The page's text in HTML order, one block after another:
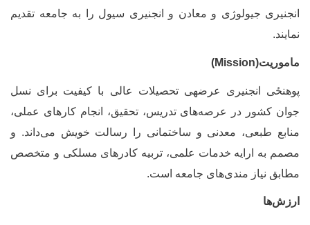
جیولوژی و معادن و انجنیری سیول را به جامعه تقدیم
Mission
)
انجنیری عرضه‏ی تحصیلات عالی با کیفیت برای نسل
کشور در عرصه‌های تدریس، تحقیق، انجام کارهای عملی،
طبعی، معدنی و ساختمانی را رسالت خویش می‌داند. و
به ارایه خدمات علمی، تربیه کادر‌های مسلکی و متخصص
نیاز مندی‌های جامعه است.